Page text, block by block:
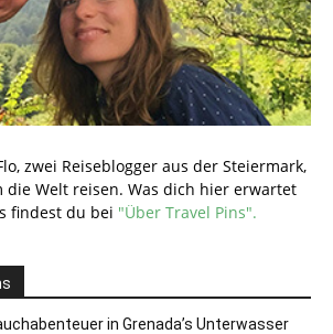
zwei Reiseblogger aus der Steiermark,
die Welt reisen. Was dich hier erwartet
findest du bei "Über Travel Pins".
in Grenada’s Unterwasser